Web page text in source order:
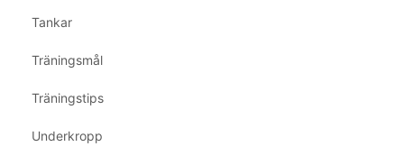
Tankar
Träningsmål
Träningstips
Underkropp